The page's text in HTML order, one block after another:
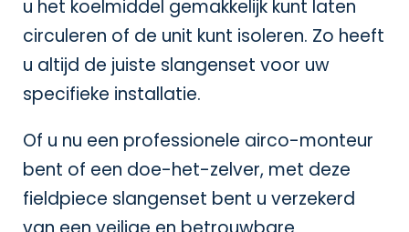
u het koelmiddel gemakkelijk kunt laten
circuleren of de unit kunt isoleren. Zo heeft
u altijd de juiste slangenset voor uw
specifieke installatie.
Of u nu een professionele airco-monteur
bent of een doe-het-zelver, met deze
fieldpiece slangenset bent u verzekerd